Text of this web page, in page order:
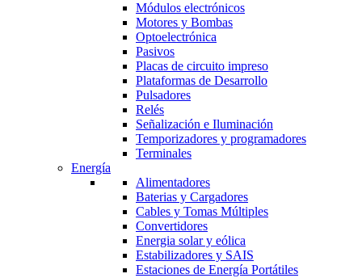
Módulos electrónicos
Motores y Bombas
Optoelectrónica
Pasivos
Placas de circuito impreso
Plataformas de Desarrollo
Pulsadores
Relés
Señalización e Iluminación
Temporizadores y programadores
Terminales
Energía
Alimentadores
Baterias y Cargadores
Cables y Tomas Múltiples
Convertidores
Energia solar y eólica
Estabilizadores y SAIS
Estaciones de Energía Portátiles